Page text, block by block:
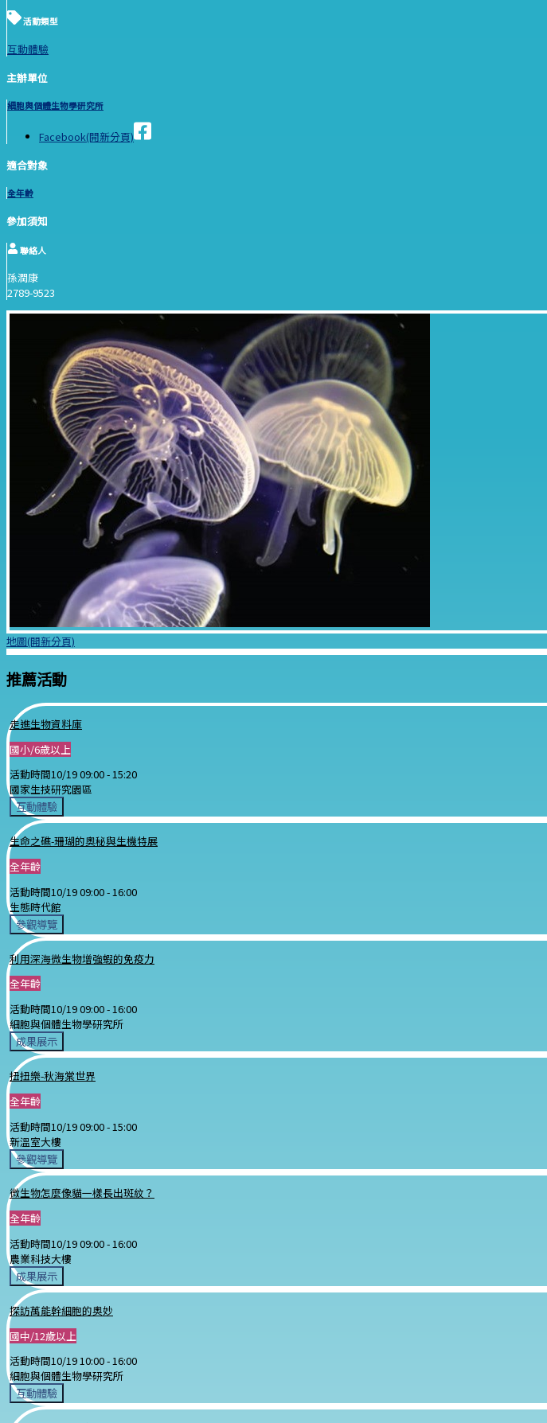
活動類型
互動體驗
主辦單位
細胞與個體生物學研究所
Facebook(開新分頁)
適合對象
全年齡
參加須知
聯絡人
孫潤康
2789-9523
地圖(開新分頁)
推薦活動
走進生物資料庫
國小/6歲以上
活動時間10/19 09:00 -15:20
國家生技研究園區
互動體驗
生命之礁-珊瑚的奧秘與生機特展
全年齡
活動時間10/19 09:00 -16:00
生態時代館
參觀導覽
利用深海微生物增強蝦的免疫力
全年齡
活動時間10/19 09:00 -16:00
細胞與個體生物學研究所
成果展示
扭扭樂-秋海棠世界
全年齡
活動時間10/19 09:00 - 15:00
新溫室大樓
參觀導覽
微生物怎麼像貓一樣長出斑紋？
全年齡
活動時間10/19 09:00 -16:00
農業科技大樓
成果展示
探訪萬能幹細胞的奧妙
國中/12歲以上
活動時間10/19 10:00 -16:00
細胞與個體生物學研究所
互動體驗